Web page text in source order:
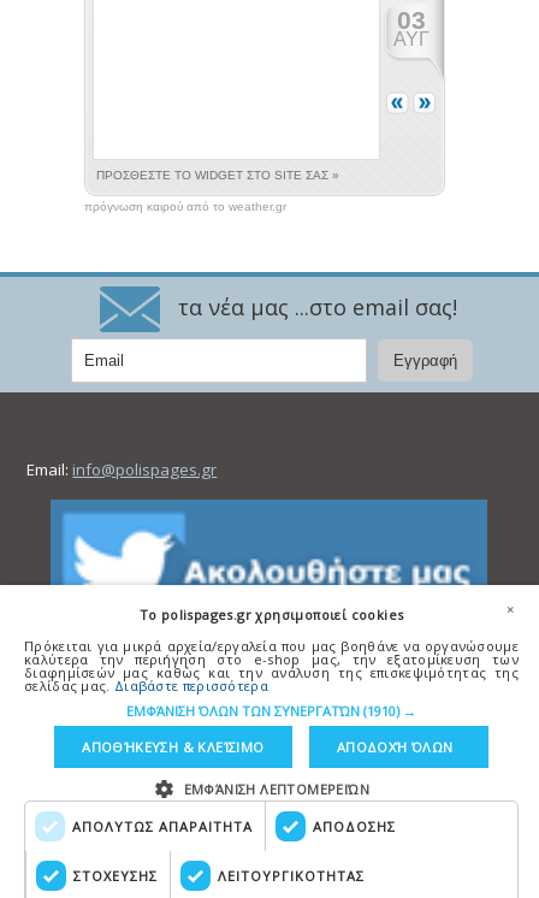
πρόγνωση καιρού από το weather.gr
τα νέα μας ...στο email σας!
Email: info@polispages.gr
Copyright © polispages.gr Κατασκευή ιστοσελίδων
×
To polispages.gr χρησιμοποιεί cookies
Πρόκειται για μικρά αρχεία/εργαλεία που μας βοηθάνε να οργανώσουμε
καλύτερα την περιήγηση στο e-shop μας, την εξατομίκευση των
διαφημίσεών μας καθώς και την ανάλυση της επισκεψιμότητας της
σελίδας μας. Διαβάστε περισσότερα
ΕΜΦΆΝΙΣΗ ΌΛΩΝ ΤΩΝ ΣΥΝΕΡΓΑΤΏΝ (1910) →
ΑΠΟΛΥΤΩΣ ΑΠΑΡΑΙΤΗΤΑ ΑΠΟΔΟΣΗΣ
ΣΤΟΧΕΥΣΗΣ ΛΕΙΤΟΥΡΓΙΚΟΤΗΤΑΣ
ΑΠΟΘΉΚΕΥΣΗ & ΚΛΕΊΣΙΜΟ ΑΠΟΔΟΧΉ ΌΛΩΝ
ΕΜΦΆΝΙΣΗ ΛΕΠΤΟΜΕΡΕΙΏΝ